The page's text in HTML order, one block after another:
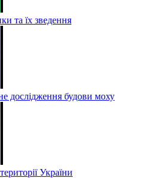
та їх зведення
дослідження будови моху
України